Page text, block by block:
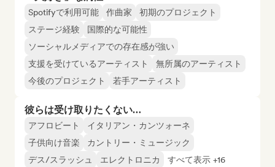
Spotifyで利用可能 作曲家
初期のプロジェクト
ステージ経験
国際的な可能性
ソーシャルメディアでの存在感が強い
支援を受けているアーティスト
無所属のアーティスト
今後のプロジェクト
若手アーティスト
彼らは受け取りたくない…
アフロビート
イタリアン・カンツォーネ
子供向け音楽
カントリー・ミュージック
デス/スラッシュ
エレクトロニカ すべて表示 +16